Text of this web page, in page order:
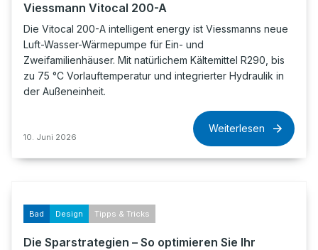
Viessmann Vitocal 200-A
Die Vitocal 200-A intelligent energy ist Viessmanns neue
Luft-Wasser-Wärmepumpe für Ein- und
Zweifamilienhäuser. Mit natürlichem Kältemittel R290, bis
zu 75 °C Vorlauftemperatur und integrierter Hydraulik in
der Außeneinheit.
10. Juni 2026
Weiterlesen
Bad Design Tipps & Tricks
Die Sparstrategien – So optimieren Sie Ihr